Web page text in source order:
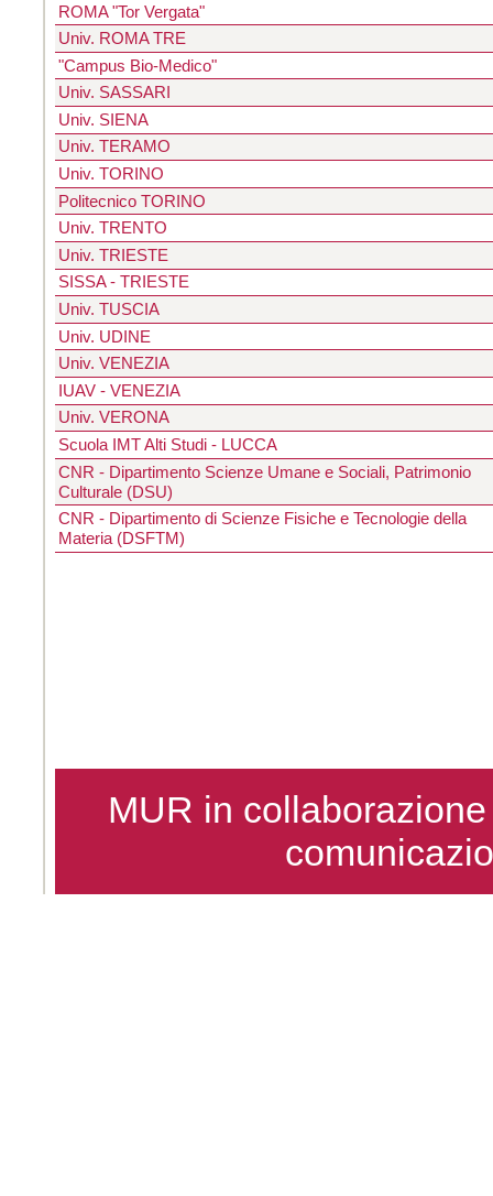
ROMA "Tor Vergata"
Univ. ROMA TRE
"Campus Bio-Medico"
Univ. SASSARI
Univ. SIENA
Univ. TERAMO
Univ. TORINO
Politecnico TORINO
Univ. TRENTO
Univ. TRIESTE
SISSA - TRIESTE
Univ. TUSCIA
Univ. UDINE
Univ. VENEZIA
IUAV - VENEZIA
Univ. VERONA
Scuola IMT Alti Studi - LUCCA
CNR - Dipartimento Scienze Umane e Sociali, Patrimonio
Culturale (DSU)
CNR - Dipartimento di Scienze Fisiche e Tecnologie della
Materia (DSFTM)
MUR in